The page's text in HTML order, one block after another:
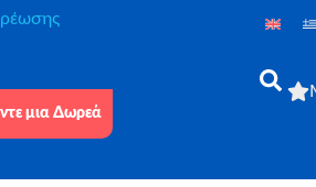
μια Δωρεά